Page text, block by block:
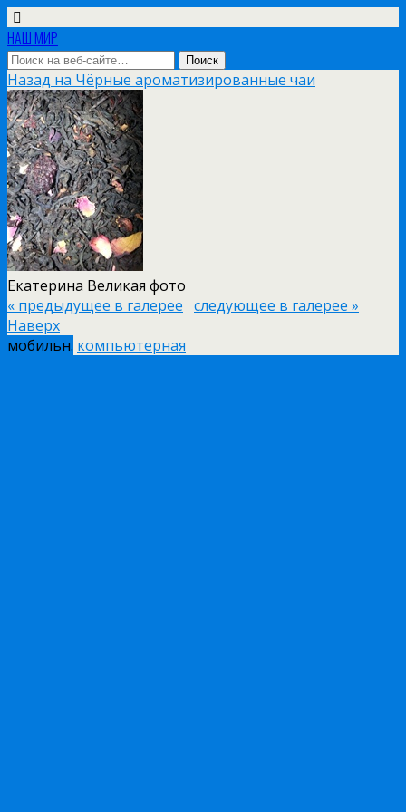
НАШ МИР
Назад на Чёрные ароматизированные чаи
Екатерина Великая фото
« предыдущее в галерее следующее в галерее »
Наверх
мобильн. компьютерная